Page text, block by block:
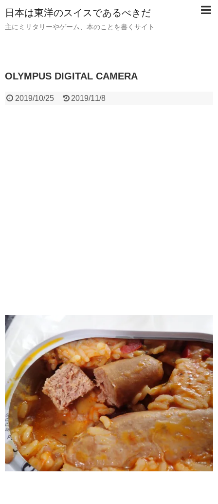
日本は東洋のスイスであるべきだ
主にミリタリーやゲーム、本のことを書くサイト
OLYMPUS DIGITAL CAMERA
2019/10/25 2019/11/8